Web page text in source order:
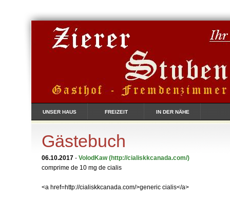
UNSER HAUS FREIZEIT IN DER NÄHE
Gästebuch
06.10.2017 - VolodKaw (http://cialiskkcanada.com/)
comprime de 10 mg de cialis
<a href=http://cialiskkcanada.com/>generic cialis</a>